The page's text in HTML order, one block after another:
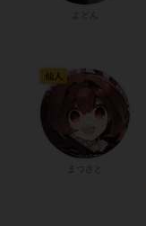
仙人